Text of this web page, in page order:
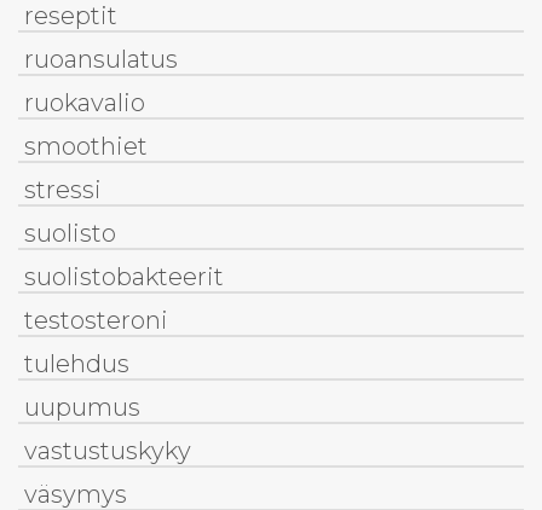
reseptit
ruoansulatus
ruokavalio
smoothiet
stressi
suolisto
suolistobakteerit
testosteroni
tulehdus
uupumus
vastustuskyky
väsymys